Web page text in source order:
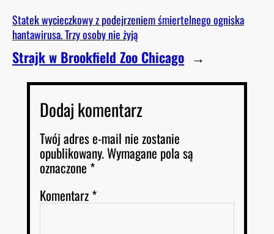
Statek wycieczkowy z podejrzeniem śmiertelnego ogniska
hantawirusa. Trzy osoby nie żyją
Strajk w Brookfield Zoo Chicago →
Dodaj komentarz
Twój adres e-mail nie zostanie
opublikowany.Wymagane pola są
oznaczone *
Komentarz*